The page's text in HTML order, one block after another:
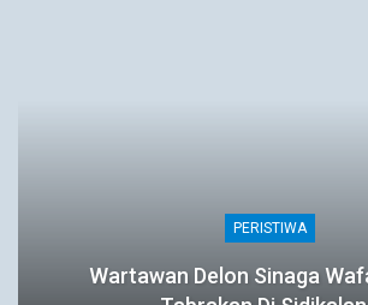
PERISTIWA
Wartawan Delon Sinaga